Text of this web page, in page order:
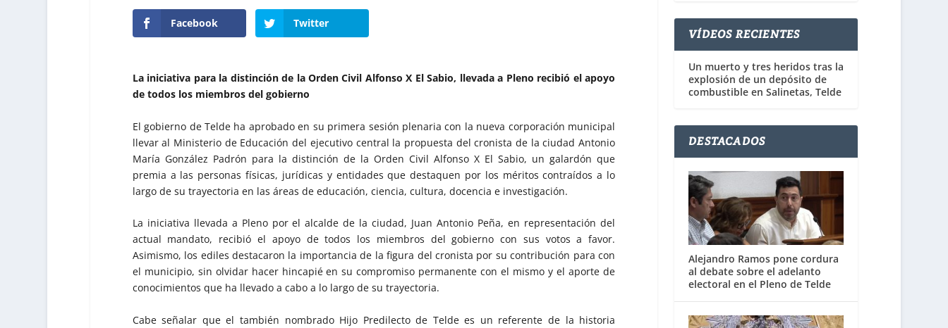
Facebook Twitter
La iniciativa para la distinción de la Orden Civil Alfonso X El Sabio, llevada a Pleno recibió el apoyo
de todos los miembros del gobierno
El gobierno de Telde ha aprobado en su primera sesión plenaria con la nueva corporación municipal
llevar al Ministerio de Educación del ejecutivo central la propuesta del cronista de la ciudad Antonio
María González Padrón para la distinción de la Orden Civil Alfonso X El Sabio, un galardón que
premia a las personas físicas, jurídicas y entidades que destaquen por los méritos contraídos a lo
largo de su trayectoria en las áreas de educación, ciencia, cultura, docencia e investigación.
La iniciativa llevada a Pleno por el alcalde de la ciudad, Juan Antonio Peña, en representación del
actual mandato, recibió el apoyo de todos los miembros del gobierno con sus votos a favor.
Asimismo, los ediles destacaron la importancia de la figura del cronista por su contribución para con
el municipio, sin olvidar hacer hincapié en su compromiso permanente con el mismo y el aporte de
conocimientos que ha llevado a cabo a lo largo de su trayectoria.
Cabe señalar que el también nombrado Hijo Predilecto de Telde es un referente de la historia
VÍDEOS RECIENTES
Un muerto y tres heridos tras la
explosión de un depósito de
combustible en Salinetas, Telde
DESTACADOS
Alejandro Ramos pone cordura
al debate sobre el adelanto
electoral en el Pleno de Telde